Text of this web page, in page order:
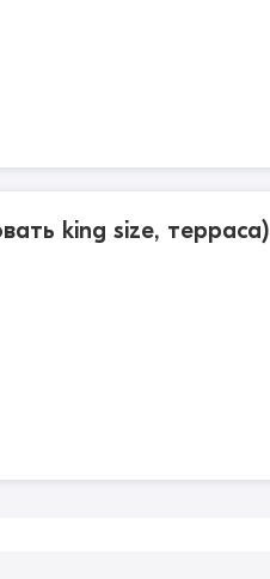
king size, терраса)